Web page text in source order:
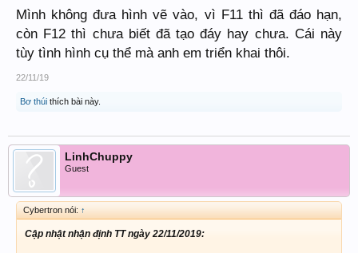
Mình không đưa hình vẽ vào, vì F11 thì đã đáo hạn,
còn F12 thì chưa biết đã tạo đáy hay chưa. Cái này
tùy tình hình cụ thể mà anh em triển khai thôi.
22/11/19
Bơ thúi thích bài này.
LinhChuppy
Guest
Cybertron nói: ↑
Cập nhật nhận định TT ngày 22/11/2019: